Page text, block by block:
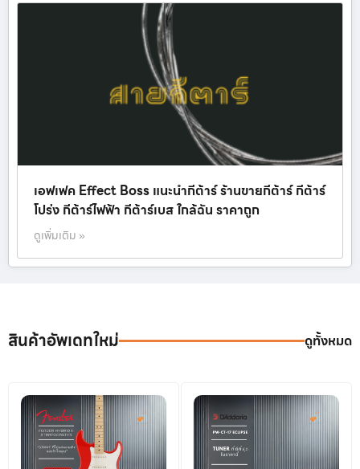
เอฟเฟค Effect Boss แนะนำกีต้าร์ ร้านขายกีต้าร์ กีต้าร์
โปร่ง กีต้าร์ไฟฟ้า กีต้าร์เบส ใกล้ฉัน ราคาถูก
ดูเพิ่มเติม »
สินค้าอัพเดทใหม่ ดูทั้งหมด